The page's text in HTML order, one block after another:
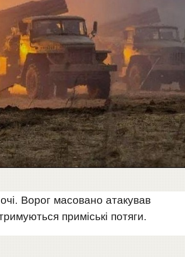
Ворог масовано атакував
приміські потяги.